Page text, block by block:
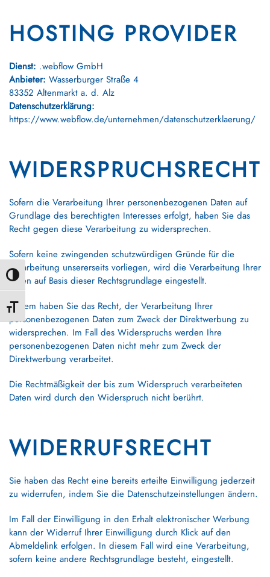
Umschalten auf hohe Kontraste
Schrift vergrößern
HOSTING PROVIDER
Dienst: .webflow GmbH
Anbieter: Wasserburger Straße 4
83352 Altenmarkt a. d. Alz
Datenschutzerklärung:
https://www.webflow.de/unternehmen/datenschutzerklaerung/
WIDERSPRUCHSRECHT
Sofern die Verarbeitung Ihrer personenbezogenen Daten auf
Grundlage des berechtigten Interesses erfolgt, haben Sie das
Recht gegen diese Verarbeitung zu widersprechen.
Sofern keine zwingenden schutzwürdigen Gründe für die
Verarbeitung unsererseits vorliegen, wird die Verarbeitung Ihrer
Daten auf Basis dieser Rechtsgrundlage eingestellt.
Zudem haben Sie das Recht, der Verarbeitung Ihrer
personenbezogenen Daten zum Zweck der Direktwerbung zu
widersprechen. Im Fall des Widerspruchs werden Ihre
personenbezogenen Daten nicht mehr zum Zweck der
Direktwerbung verarbeitet.
Die Rechtmäßigkeit der bis zum Widerspruch verarbeiteten
Daten wird durch den Widerspruch nicht berührt.
WIDERRUFSRECHT
Sie haben das Recht eine bereits erteilte Einwilligung jederzeit
zu widerrufen, indem Sie die Datenschutzeinstellungen ändern.
Im Fall der Einwilligung in den Erhalt elektronischer Werbung
kann der Widerruf Ihrer Einwilligung durch Klick auf den
Abmeldelink erfolgen. In diesem Fall wird eine Verarbeitung,
sofern keine andere Rechtsgrundlage besteht, eingestellt.